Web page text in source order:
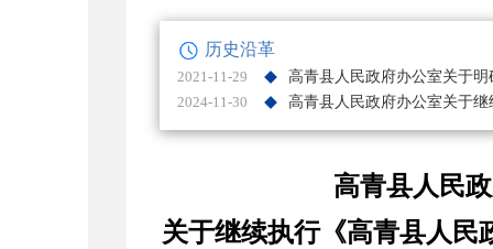
历史沿革
2021-11-29
高青县人民政府办公室关于
2024-11-30
高青县人民
关于继续执行《高青县人民